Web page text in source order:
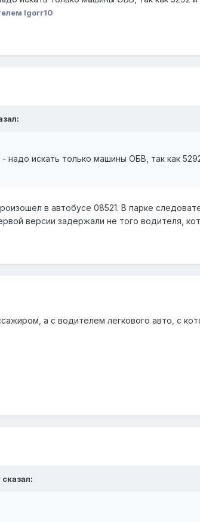
Igorr10
искать только машины ОБВ, так как
в автобусе 08521. В парке
версии задержали не того водителя,
а с водителем легкового авто, с